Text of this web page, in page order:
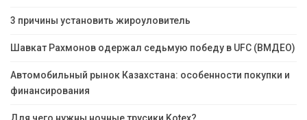
3 причины установить жироуловитель
Шавкат Рахмонов одержал седьмую победу в UFC (ВМДЕО)
Автомобильный рынок Казахстана: особенности покупки и
финансирования